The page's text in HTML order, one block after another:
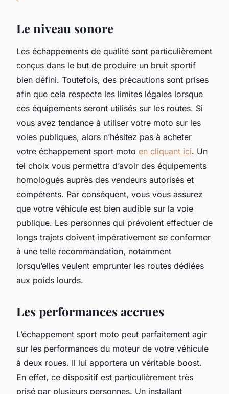
Le niveau sonore
Les échappements de qualité sont particulièrement
conçus dans le but de produire un bruit sportif
bien défini. Toutefois, des précautions sont prises
afin que cela respecte les limites légales lorsque
ces équipements seront utilisés sur les routes. Si
vous avez tendance à utiliser votre moto sur les
voies publiques, alors n’hésitez pas à acheter
votre échappement sport moto en cliquant ici. Un
tel choix vous permettra d’avoir des équipements
homologués auprès des vendeurs autorisés et
compétents. Par conséquent, vous vous assurez
que votre véhicule est bien audible sur la voie
publique. Les personnes qui prévoient effectuer de
longs trajets doivent impérativement se conformer
à une telle recommandation, notamment
lorsqu’elles veulent emprunter les routes dédiées
aux poids lourds.
Les performances accrues
L’échappement sport moto peut parfaitement agir
sur les performances du moteur de votre véhicule
à deux roues. Il lui apportera un véritable boost.
En effet, ce dispositif est particulièrement très
prisé par plusieurs personnes. Un installant